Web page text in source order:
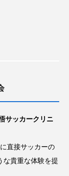
ラケット
国際大会
サッカークリニ
直接サッカーの
な貴重な体験を提